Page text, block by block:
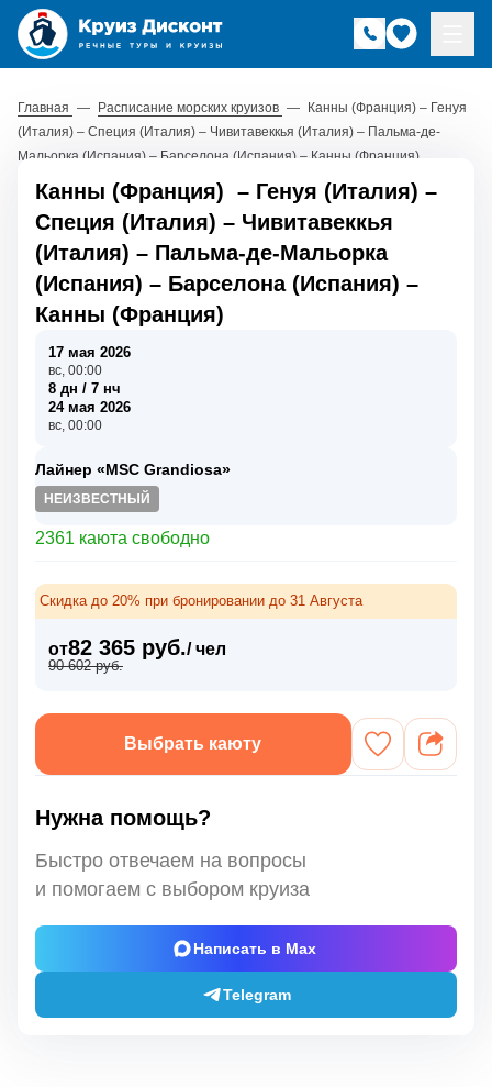
Главная — Расписание морских круизов — Канны (Франция) – Генуя
(Италия) – Специя (Италия) – Чивитавеккья (Италия) – Пальма-де-
Мальорка (Испания) – Барселона (Испания) – Канны (Франция)
Канны (Франция) – Генуя (Италия) –
Специя (Италия) – Чивитавеккья
(Италия) – Пальма-де-Мальорка
(Испания) – Барселона (Испания) –
Канны (Франция)
17 мая 2026
вс, 00:00
8 дн / 7 нч
24 мая 2026
вс, 00:00
Лайнер «MSC Grandiosa»
НЕИЗВЕСТНЫЙ
2361 каюта свободно
Скидка до 20% при бронировании до 31 Августа
от82 365 руб./ чел
90 602 руб.
Выбрать каюту
Нужна помощь?
Быстро отвечаем на вопросы
и помогаем с выбором круиза
Написать в Max
Telegram